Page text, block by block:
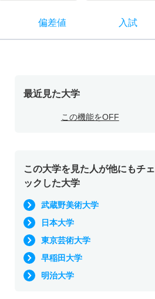
偏差値 入試
最近見た大学
この機能をOFF
この大学を見た人が他にもチェ
ックした大学
武蔵野美術大学
日本大学
東京芸術大学
早稲田大学
明治大学